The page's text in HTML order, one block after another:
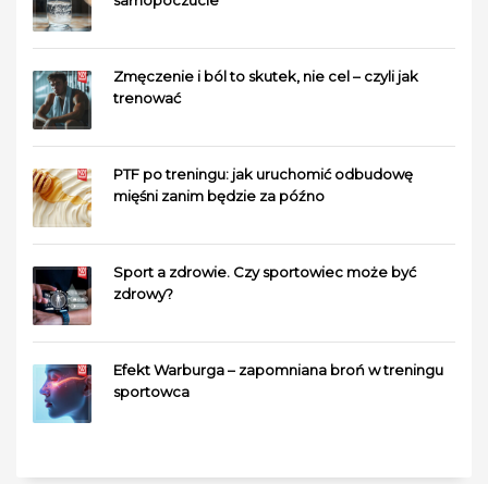
Zmęczenie i ból to skutek, nie cel – czyli jak
trenować
PTF po treningu: jak uruchomić odbudowę
mięśni zanim będzie za późno
Sport a zdrowie. Czy sportowiec może być
zdrowy?
Efekt Warburga – zapomniana broń w treningu
sportowca